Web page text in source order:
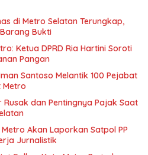
di Metro Selatan Terungkap,
Bukti
Ketua DPRD Ria Hartini Soroti
Pangan
Santoso Melantik 100 Pejabat
Metro
dan Pentingnya Pajak Saat
Akan Laporkan Satpol PP
Jurnalistik